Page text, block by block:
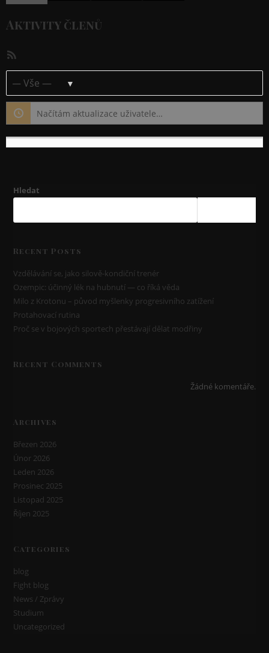
Aktivity členů
Ukázat:
Načítám aktualizace uživatele…
Hledat
Recent Posts
Vzdělávání se, jako silově-kondiční trenér
Ozempic: účinný lék na hubnutí — co říká věda
Milo z Krotonu – původ myšlenky progresivního zatížení
Protahovací rutina
Proč se v bojových sportech přestávají dělat modřiny
Recent Comments
Žádné komentáře.
Archives
Březen 2026
Únor 2026
Leden 2026
Prosinec 2025
Listopad 2025
Říjen 2025
Categories
blog
Fight blog
News / Zprávy
Studium
Uncategorized